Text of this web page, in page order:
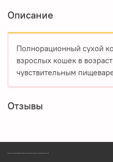
Описание
Полнорационный сухой
взрослых кошек в
чувствительным
Отзывы